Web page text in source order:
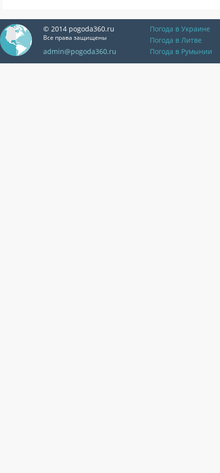
© 2014 pogoda360.ru
Все права защищены
admin@pogoda360.ru
Погода в Украине
Погода в Литве
Погода в Румынии